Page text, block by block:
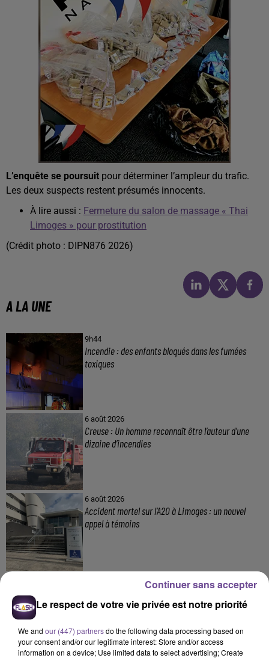
L’enquête se poursuit pour déterminer l’ampleur du trafic.
Les deux suspects restent présumés innocents.
À lire aussi : Fermeture du salon de massage « Thai
Limoges » pour prostitution
(Crédit photo : DIPN876 2026)
A LA UNE
9h44
Incendie : des enfants bloqués dans les fumées
toxiques
6 août 2026
Creuse : Un homme reconnaît être l’auteur d’une
dizaine d’incendies
6 août 2026
Accident mortel sur l’A20 à Limoges : un nouvel
appel à témoins
Haute-Vienne : une aide pour les Jeunes
Agriculteurs
Le respect de votre vie privée est notre priorité
We and our (447) partnersdo the following data processing based on
your consent and/or our legitimate interest: Store and/or access
information on a device; Use limited data to select advertising; Create
Continuer sans accepter